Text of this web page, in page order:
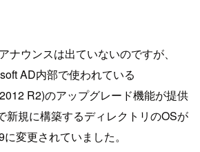
ナウンスは出ていないのですが、
AD内部で使われている
R2)のアップグレード機能が提供
新規に構築するディレクトリのOSが
変更されていました。